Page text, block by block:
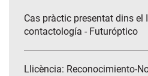
Cas pràctic presentat dins el
contactología - Futuróptico
Llicència: Reconocimiento-